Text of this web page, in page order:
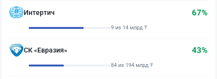
Интертич 67%
9 из 14 млрд ₸
СК «Евразия» 43%
84 из 194 млрд ₸